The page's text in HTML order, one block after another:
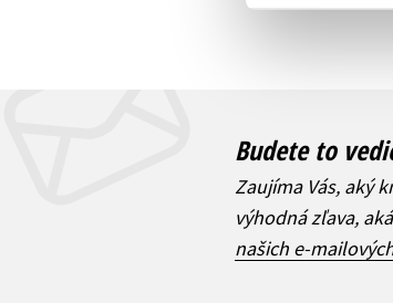
Budete to
Zaujíma Vás, aký
výhodná zľava,
našich e-